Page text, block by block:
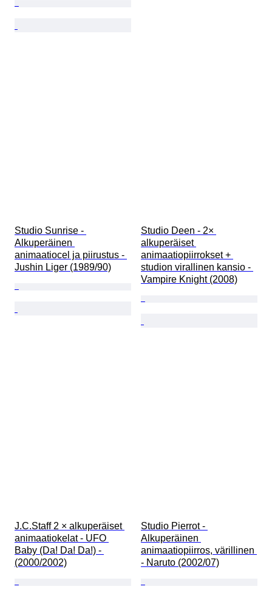
Studio Sunrise -
Alkuperäinen
animaatiocel ja piirustus -
Jushin Liger (1989/90)
Studio Deen - 2×
alkuperäiset
animaatiopiirrokset +
studion virallinen kansio -
Vampire Knight (2008)
J.C.Staff 2 × alkuperäiset
animaatiokelat - UFO
Baby (Da! Da! Da!) -
(2000/2002)
Studio Pierrot -
Alkuperäinen
animaatiopiirros, värillinen
- Naruto (2002/07)